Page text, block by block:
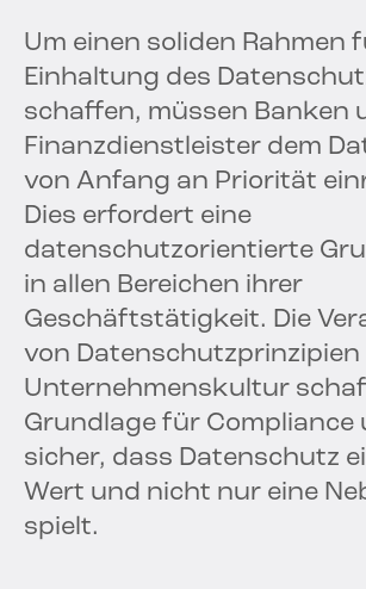
Um einen soliden Rahmen
Einhaltung des
schaffen, müssen Banken
Finanzdienstleister dem
von Anfang an Priorität
Dies erfordert eine
datenschutzorientierte
in allen Bereichen ihrer
Geschäftstätigkeit. Die
von Datenschutzprinzipien
Unternehmenskultur
Grundlage für Compliance
sicher, dass Datenschutz
Wert und nicht nur eine
spielt.